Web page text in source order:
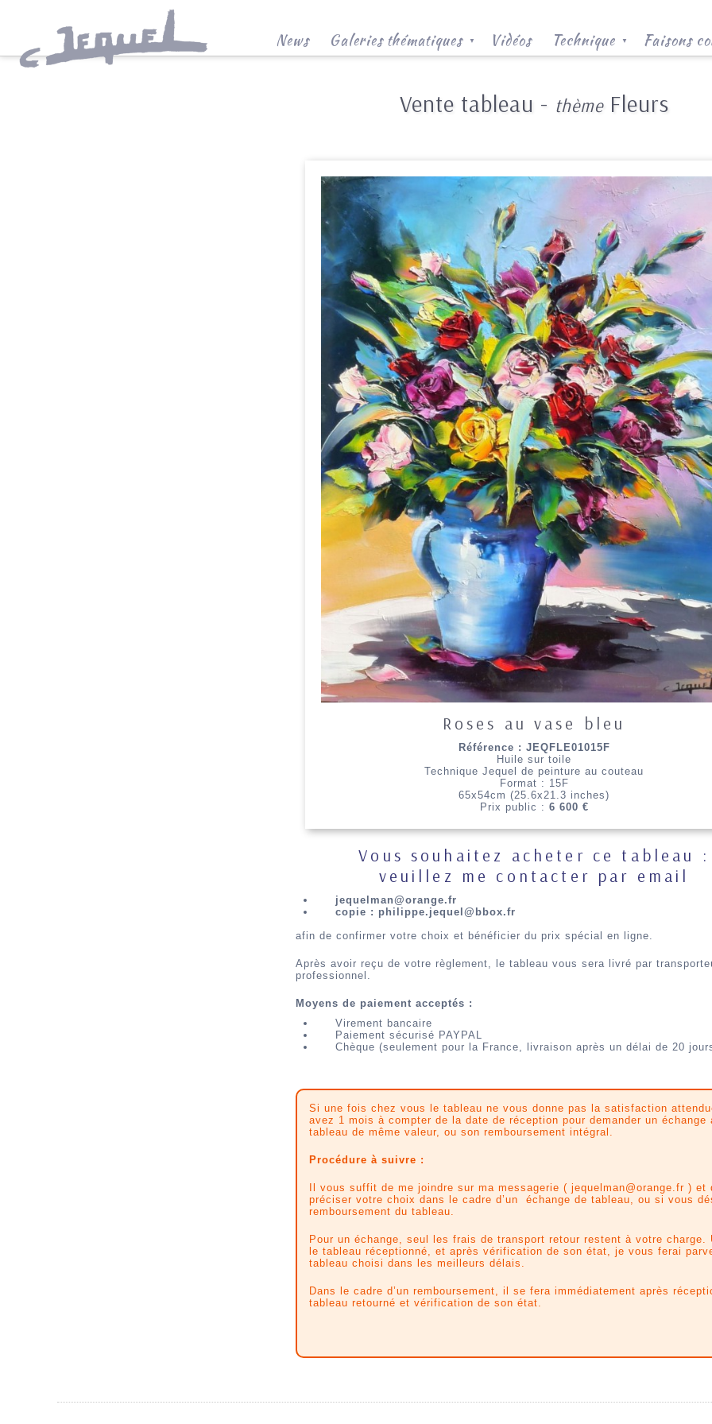
News Galeries thématiques ▼ Vidéos Technique ▼ Faisons
Vente tableau - thèmeFleurs
Roses au vase bleu
Référence : JEQFLE01015F
Huile sur toile
Technique Jequel de peinture au couteau
Format : 15F
65x54cm (25.6x21.3 inches)
Prix public : 6 600 €
Vous souhaitez acheter ce tableau :
veuillez me contacter par email
jequelman@orange.fr
copie : philippe.jequel@bbox.fr
afin de confirmer votre choix et bénéficier du prix spécial en ligne.
Après avoir reçu de votre règlement, le tableau vous sera livré par
professionnel.
Moyens de paiement acceptés :
Virement bancaire
Paiement sécurisé PAYPAL
Chèque (seulement pour la France, livraison après un délai de 20
Si une fois chez vous le tableau ne vous donne pas la satisfaction
avez 1 mois à compter de la date de réception pour demander un échange
tableau de même valeur, ou son remboursement intégral.
Procédure à suivre :
Il vous suffit de me joindre sur ma messagerie ( jequelman@orange.fr ) et
préciser votre choix dans le cadre d’un échange de tableau, ou si vous
remboursement du tableau.
Pour un échange, seul les frais de transport retour restent à votre charge.
le tableau réceptionné, et après vérification de son état, je vous ferai
tableau choisi dans les meilleurs délais.
Dans le cadre d’un remboursement, il se fera immédiatement après
tableau retourné et vérification de son état.